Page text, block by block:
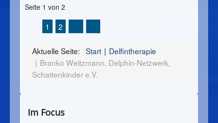
Seite 1 von 2
1 2
Aktuelle Seite: Start
Delfintherapie
Branko Weitzmann, Delphin-Netzwerk,
Schattenkinder e.V.
Im Focus